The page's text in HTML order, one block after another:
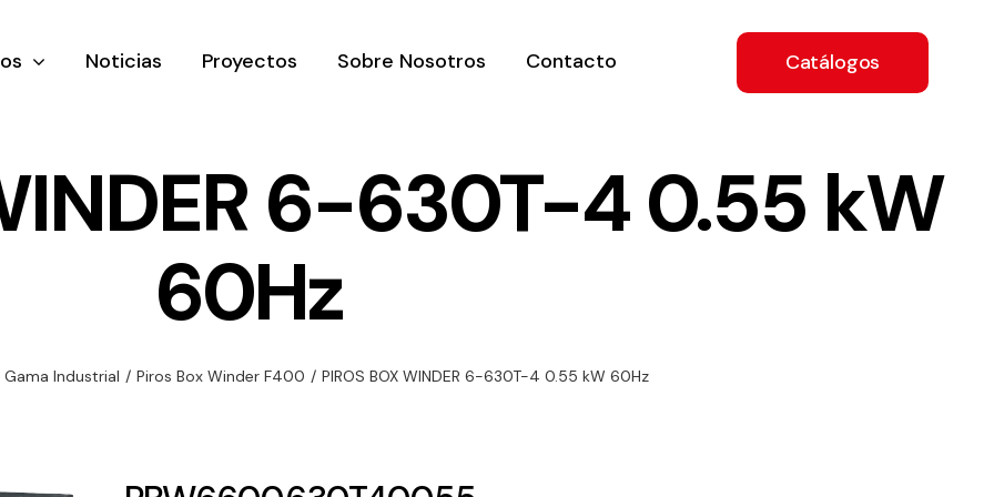
gama
Ventilación
Amplia gama de
equipos de
Variedad de
necesidades.
Noticias Proyectos Sobre Nosotros Contacto Catálogos
6-630T-4 0.55 kW
60Hz
Gama Industrial / Piros Box Winder F400 / PIROS BOX WINDER 6-630T-4 0.55 kW 60Hz